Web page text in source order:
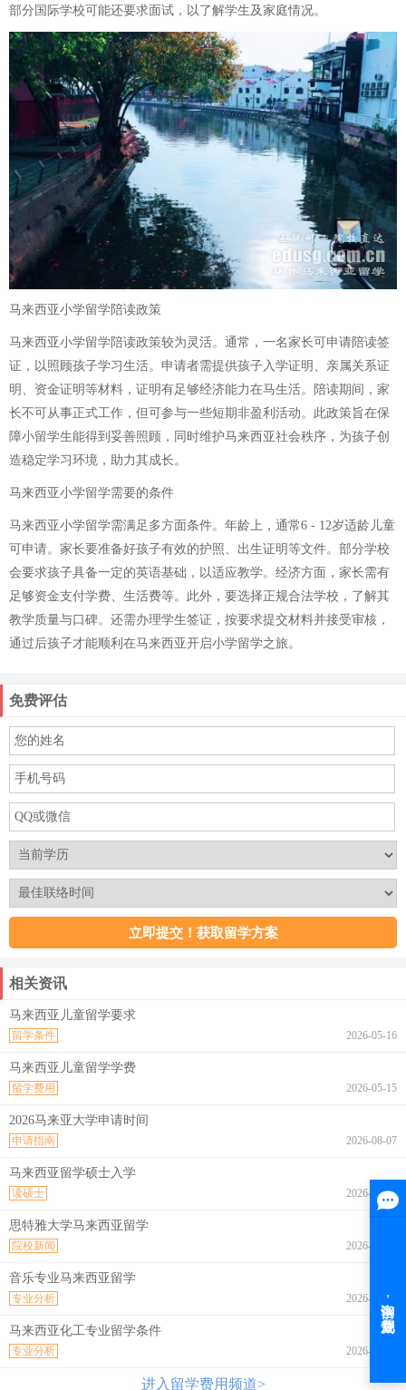
部分国际学校可能还要求面试，以了解学生及家庭情况。
马来西亚小学留学陪读政策
马来西亚小学留学陪读政策较为灵活。通常，一名家长可申请陪读签
证，以照顾孩子学习生活。申请者需提供孩子入学证明、亲属关系证
明、资金证明等材料，证明有足够经济能力在马生活。陪读期间，家
长不可从事正式工作，但可参与一些短期非盈利活动。此政策旨在保
障小留学生能得到妥善照顾，同时维护马来西亚社会秩序，为孩子创
造稳定学习环境，助力其成长。
马来西亚小学留学需要的条件
马来西亚小学留学需满足多方面条件。年龄上，通常6 - 12岁适龄儿童
可申请。家长要准备好孩子有效的护照、出生证明等文件。部分学校
会要求孩子具备一定的英语基础，以适应教学。经济方面，家长需有
足够资金支付学费、生活费等。此外，要选择正规合法学校，了解其
教学质量与口碑。还需办理学生签证，按要求提交材料并接受审核，
通过后孩子才能顺利在马来西亚开启小学留学之旅。
免费评估
相关资讯
马来西亚儿童留学要求
2026-05-16
留学条件
马来西亚儿童留学学费
2026-05-15
留学费用
2026马来亚大学申请时间
2026-08-07
申请指南
马来西亚留学硕士入学
2026-08-07
读硕士
思特雅大学马来西亚留学
2026-08-07
院校新闻
音乐专业马来西亚留学
2026-08-07
专业分析
马来西亚化工专业留学条件
2026-08-07
专业分析
进入留学费用频道>